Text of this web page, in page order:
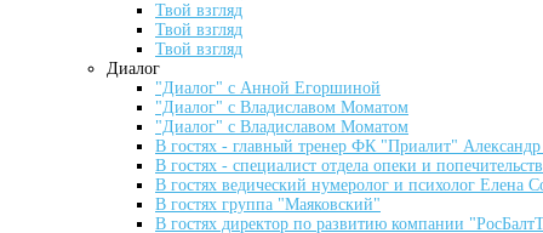
Твой взгляд
Твой взгляд
Твой взгляд
Диалог
"Диалог" с Анной Егоршиной
"Диалог" с Владиславом Моматом
"Диалог" с Владиславом Моматом
В гостях - главный тренер ФК "Приалит"
В гостях - специалист отдела опеки и
В гостях ведический нумеролог и психолог Елена
В гостях группа "Маяковский"
В гостях директор по развитию компании